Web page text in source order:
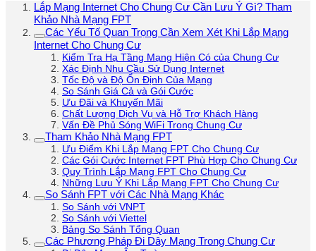
Lắp Mạng Internet Cho Chung Cư Cần Lưu Ý Gì? Tham
Khảo Nhà Mạng FPT
Các Yếu Tố Quan Trọng Cần Xem Xét Khi Lắp Mạng
Internet Cho Chung Cư
Kiểm Tra Hạ Tầng Mạng Hiện Có của Chung Cư
Xác Định Nhu Cầu Sử Dụng Internet
Tốc Độ và Độ Ổn Định Của Mạng
So Sánh Giá Cả và Gói Cước
Ưu Đãi và Khuyến Mãi
Chất Lượng Dịch Vụ và Hỗ Trợ Khách Hàng
Vấn Đề Phủ Sóng WiFi Trong Chung Cư
Tham Khảo Nhà Mạng FPT
Ưu Điểm Khi Lắp Mạng FPT Cho Chung Cư
Các Gói Cước Internet FPT Phù Hợp Cho Chung Cư
Quy Trình Lắp Mạng FPT Cho Chung Cư
Những Lưu Ý Khi Lắp Mạng FPT Cho Chung Cư
So Sánh FPT với Các Nhà Mạng Khác
So Sánh với VNPT
So Sánh với Viettel
Bảng So Sánh Tổng Quan
Các Phương Pháp Đi Dây Mạng Trong Chung Cư